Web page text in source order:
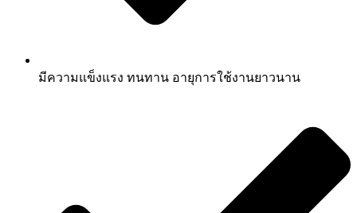
มีความแข็งแรง ทนทาน อายุการใช้งานยาวนาน